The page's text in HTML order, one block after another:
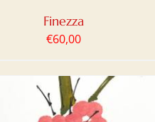
Finezza
€60,00